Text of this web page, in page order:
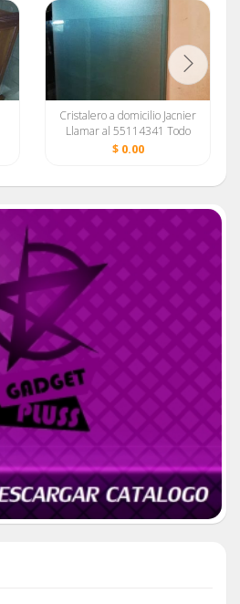
Cristalero a domicilio Jacnier
Llamar al 55114341 Todo
en Cristalería
$ 0.00